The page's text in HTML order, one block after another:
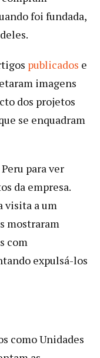
foi fundada,
publicados e
imagens
dos projetos
se enquadram
para ver
da empresa.
visita a um
mostraram
com
expulsá-los
como Unidades